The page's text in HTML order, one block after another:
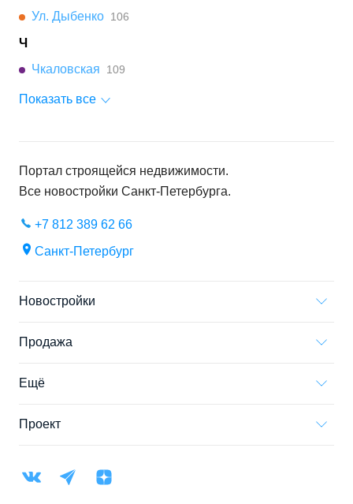
Ул. Дыбенко 106
Ч
Чкаловская
109
Показать все
Портал строящейся недвижимости.
Все новостройки Санкт-Петербурга.
+7 812 389 62 66
Санкт-Петербург
Новостройки
Продажа
Ещё
Проект